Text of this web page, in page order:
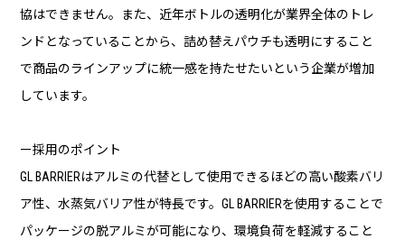
協はできません。また、近年ボトルの透明化が業界全体のトレ
ンドとなっていることから、詰め替えパウチも透明にすること
で商品のラインアップに統一感を持たせたいという企業が増加
しています。
ー採用のポイント
GL BARRIERはアルミの代替として使用できるほどの高い酸素バリ
ア性、水蒸気バリア性が特長です。GL BARRIERを使用することで
パッケージの脱アルミが可能になり、環境負荷を軽減すること